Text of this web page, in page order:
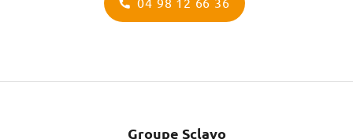
04 98 12 66 36
Groupe Sclavo